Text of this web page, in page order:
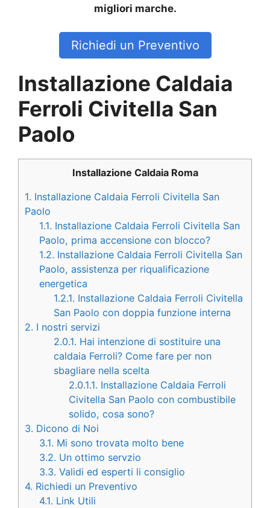
migliori marche.
Richiedi un Preventivo
Installazione Caldaia
Ferroli Civitella San
Paolo
Installazione Caldaia Roma
1. Installazione Caldaia Ferroli Civitella San
Paolo
1.1. Installazione Caldaia Ferroli Civitella San
Paolo, prima accensione con blocco?
1.2. Installazione Caldaia Ferroli Civitella San
Paolo, assistenza per riqualificazione
energetica
1.2.1. Installazione Caldaia Ferroli Civitella
San Paolo con doppia funzione interna
2. I nostri servizi
2.0.1. Hai intenzione di sostituire una
caldaia Ferroli? Come fare per non
sbagliare nella scelta
2.0.1.1. Installazione Caldaia Ferroli
Civitella San Paolo con combustibile
solido, cosa sono?
3. Dicono di Noi
3.1. Mi sono trovata molto bene
3.2. Un ottimo servzio
3.3. Validi ed esperti li consiglio
4. Richiedi un Preventivo
4.1. Link Utili